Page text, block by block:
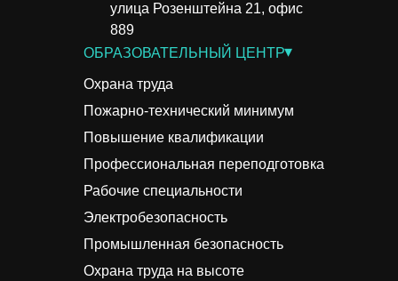
ОБРАЗОВАТЕЛЬНЫЙ ЦЕНТР
Охрана труда
▾
Повышение квалификации
Профессиональная переподготовка
Рабочие специальности
Электробезопасность
Промышленная безопасность
улица Розенштейна 21, офис
889
Пожарно-технический минимум
Охрана труда на высоте